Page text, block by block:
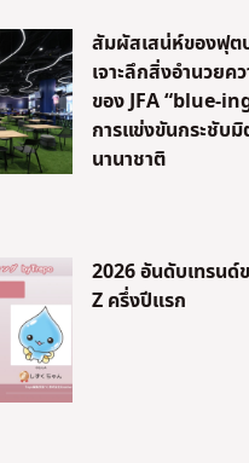
สัมผัสเสน่ห์ของฟุ
เจาะลึกสิ่งอำนวยค
ของ JFA “blue-
การแข่งขันกระชับมิ
นานาชาติ
2026 อันดับเทรนด์
Z ครึ่งปีแรก